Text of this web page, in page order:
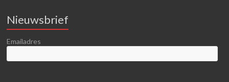
Nieuwsbrief
Emailadres